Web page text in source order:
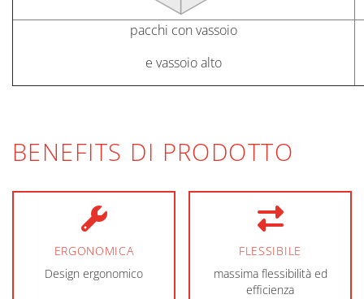
pacchi con vassoio
e vassoio alto
BENEFITS DI PRODOTTO
ERGONOMICA
Design ergonomico
FLESSIBILE
massima flessibilità ed
efficienza